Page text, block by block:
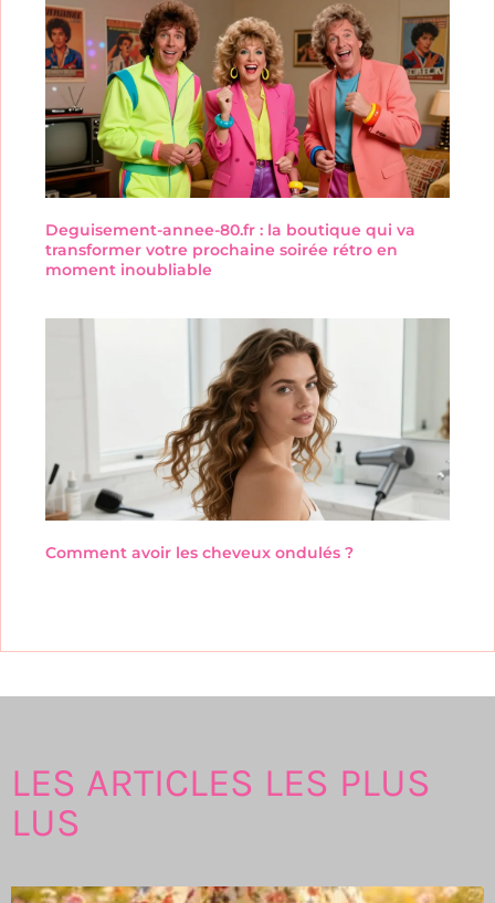
Deguisement-annee-80.fr : la boutique qui va
transformer votre prochaine soirée rétro en
moment inoubliable
Comment avoir les cheveux ondulés ?
LES ARTICLES LES PLUS
LUS